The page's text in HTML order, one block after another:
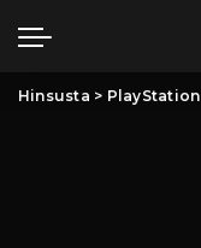
Hinsusta > PlayStation